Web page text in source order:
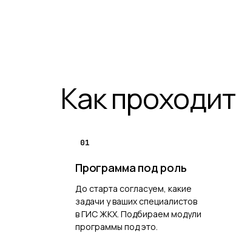
Как проходит
01
Программа под роль
До старта согласуем, какие
задачи у ваших специалистов
в ГИС ЖКХ. Подбираем модули
программы под это.